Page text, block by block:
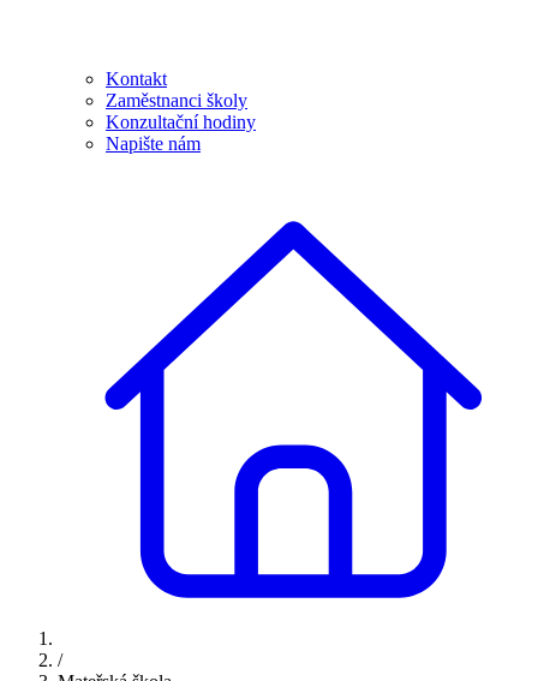
Kontakt
Zaměstnanci školy
Konzultační hodiny
Napište nám
/